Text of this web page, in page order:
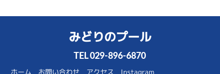
みどりのプール
TEL029-896-6870
ホーム お問い合わせ アクセス Instagram